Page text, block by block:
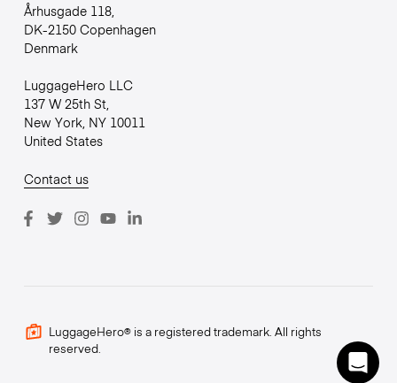
Århusgade 118,
DK-2150 Copenhagen
Denmark
LuggageHero LLC
137 W 25th St,
New York, NY 10011
United States
Contact us
LuggageHero® is a registered trademark. All rights
reserved.